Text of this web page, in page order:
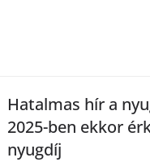
Hatalmas hír a
2025-ben ekkor
nyugdíj